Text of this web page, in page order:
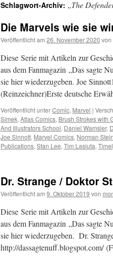
Schlagwort-Archiv: „The
Die Marvels wie sie
Veröffentlicht am 26. November 2020 von
Diese Serie mit Artikeln zur
aus dem Fanmagazin „Das sagte
sie hier wiederzugeben. Joe
(Reinzeichner)Erste deutsche
Veröffentlicht unterComic, Marvel |
Simek, Atlas Comics, Brush Strokes with
And Illustrators School, Daniel Wamsler,
Joe Sinnott, Marvel Comics, Norman
Publications, Stan Lee, Tim Lasiuta,
Dr. Strange / Doktor
Veröffentlicht am 9. Oktober 2019 von
Diese Serie mit Artikeln zur
aus dem Fanmagazin „Das sagte
sie hier wiederzugeben. Dr.
http://dassagtenuff.blogspot.com/